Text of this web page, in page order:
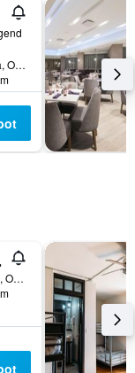
101 Lyon Street, Ottawa, ON, Kanada
203 York Street, Ottawa, ON, Kanada